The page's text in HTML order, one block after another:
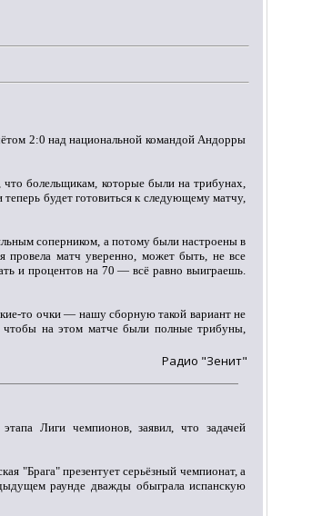
2:0 над национальной командой Андорры
болельщикам, которые были на трибунах,
будет готовиться к следующему матчу,
соперником, а потому были настроены в
матч уверенно, может быть, не все
и процентов на 70 — всё равно выиграешь.
то очки — нашу сборную такой вариант не
чтобы на этом матче были полные трибуны,
Радио "Зенит"
Лиги чемпионов, заявил, что задачей
"Брага" презентует серьёзный чемпионат, а
раунде дважды обыграла испанскую